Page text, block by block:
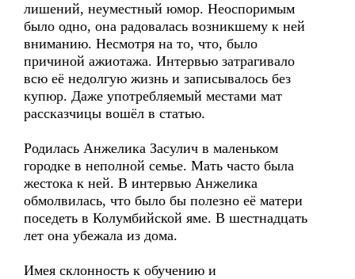
лишений, неуместный юмор. Неоспоримым
было одно, она радовалась возникшему к ней
вниманию. Несмотря на то, что, было
причиной ажиотажа. Интервью затрагивало
всю её недолгую жизнь и записывалось без
купюр. Даже употребляемый местами мат
рассказчицы вошёл в статью.
Родилась Анжелика Засулич в маленьком
городке в неполной семье. Мать часто была
жестока к ней. В интервью Анжелика
обмолвилась, что было бы полезно её матери
поседеть в Колумбийской яме. В шестнадцать
лет она убежала из дома.
Имея склонность к обучению и